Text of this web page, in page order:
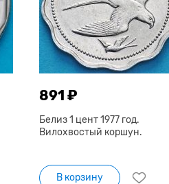
891 ₽
Белиз 1 цент 1977 год.
Вилохвостый коршун.
В корзину